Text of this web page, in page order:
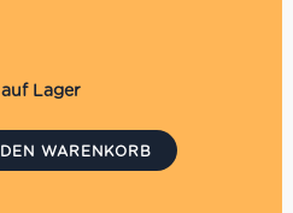
evtl. Restbetrages ist nicht
Einschreiben versendet. Es
in Höhe von 3,30€ an.
Lager
WARENKORB